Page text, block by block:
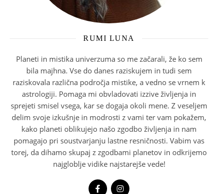
RUMI LUNA
Planeti in mistika univerzuma so me začarali, že ko sem
bila majhna. Vse do danes raziskujem in tudi sem
raziskovala različna področja mistike, a vedno se vrnem k
astrologiji. Pomaga mi obvladovati izzive življenja in
sprejeti smisel vsega, kar se dogaja okoli mene. Z veseljem
delim svoje izkušnje in modrosti z vami ter vam pokažem,
kako planeti oblikujejo našo zgodbo življenja in nam
pomagajo pri soustvarjanju lastne resničnosti. Vabim vas
torej, da dihamo skupaj z zgodbami planetov in odkrijemo
najgloblje vidike najstarejše vede!